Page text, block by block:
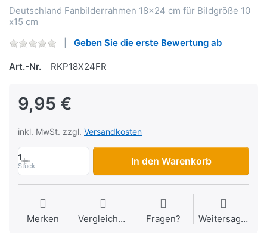
Deutschland Fanbilderrahmen 18x24 cm für Bildgröße 10
x15 cm
Geben Sie die erste Bewertung ab
Art.-Nr. RKP18X24FR
9,95 €
inkl. MwSt. zzgl. Versandkosten
1
Stück In den Warenkorb
Merken Vergleichen Fragen? Weitersagen